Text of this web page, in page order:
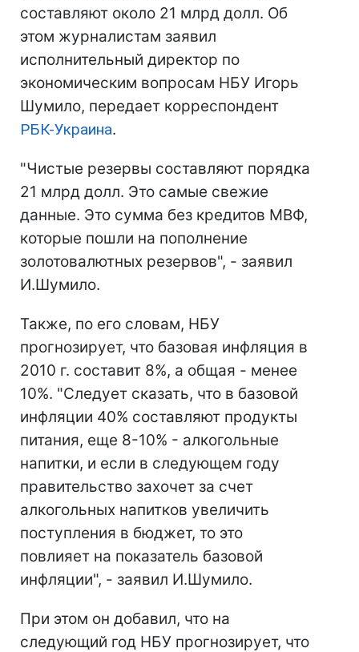
составляют около 21 млрд долл. Об
этом журналистам заявил
исполнительный директор по
экономическим вопросам НБУ Игорь
Шумило, передает корреспондент
РБК-Украина.
"Чистые резервы составляют порядка
21 млрд долл. Это самые свежие
данные. Это сумма без кредитов МВФ,
которые пошли на пополнение
золотовалютных резервов", - заявил
И.Шумило.
Также, по его словам, НБУ
прогнозирует, что базовая инфляция в
2010 г. составит 8%, а общая - менее
10%. "Следует сказать, что в базовой
инфляции 40% составляют продукты
питания, еще 8-10% - алкогольные
напитки, и если в следующем году
правительство захочет за счет
алкогольных напитков увеличить
поступления в бюджет, то это
повлияет на показатель базовой
инфляции", - заявил И.Шумило.
При этом он добавил, что на
следующий год НБУ прогнозирует, что